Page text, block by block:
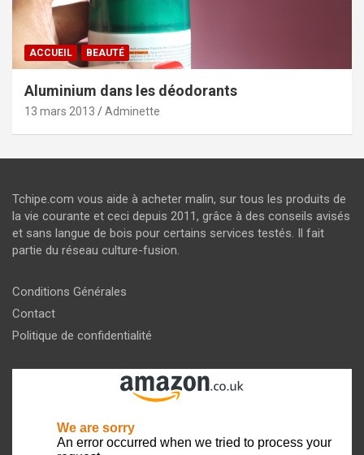
ACCUEIL BEAUTÉ
Aluminium dans les déodorants
13 mars 2013 Adminette
Tchipe.com vous aide à acheter malin, sur tous les produits de
la vie courante et ceci depuis 2011, grâce à des conseils avisés
et sans langue de bois pour certains services testés. Il fait
partie du réseau culture-fusion.
Conditions Générales
Contact
Politique de confidentialité